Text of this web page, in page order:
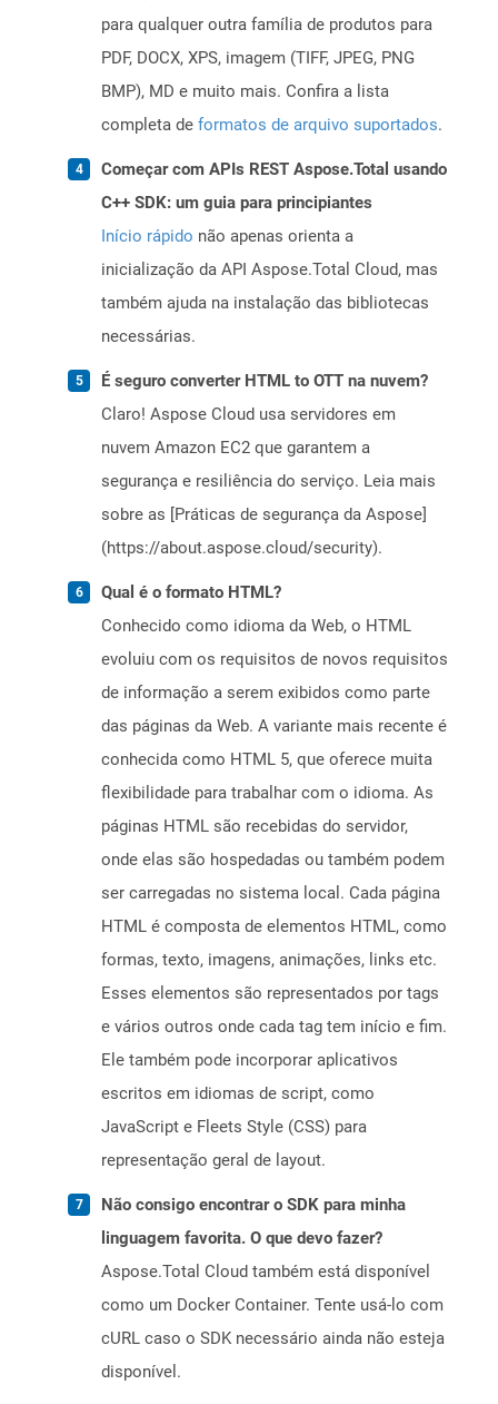
para qualquer outra família de produtos para
PDF, DOCX, XPS, imagem (TIFF, JPEG, PNG
BMP), MD e muito mais. Confira a lista
completa de formatos de arquivo suportados.
Começar com APIs REST Aspose.Total usando
C++ SDK: um guia para principiantes
Início rápido não apenas orienta a
inicialização da API Aspose.Total Cloud, mas
também ajuda na instalação das bibliotecas
necessárias.
É seguro converter HTML to OTT na nuvem?
Claro! Aspose Cloud usa servidores em
nuvem Amazon EC2 que garantem a
segurança e resiliência do serviço. Leia mais
sobre as [Práticas de segurança da Aspose]
(https://about.aspose.cloud/security).
Qual é o formato HTML?
Conhecido como idioma da Web, o HTML
evoluiu com os requisitos de novos requisitos
de informação a serem exibidos como parte
das páginas da Web. A variante mais recente é
conhecida como HTML 5, que oferece muita
flexibilidade para trabalhar com o idioma. As
páginas HTML são recebidas do servidor,
onde elas são hospedadas ou também podem
ser carregadas no sistema local. Cada página
HTML é composta de elementos HTML, como
formas, texto, imagens, animações, links etc.
Esses elementos são representados por tags
e vários outros onde cada tag tem início e fim.
Ele também pode incorporar aplicativos
escritos em idiomas de script, como
JavaScript e Fleets Style (CSS) para
representação geral de layout.
Não consigo encontrar o SDK para minha
linguagem favorita. O que devo fazer?
Aspose.Total Cloud também está disponível
como um Docker Container. Tente usá-lo com
cURL caso o SDK necessário ainda não esteja
disponível.